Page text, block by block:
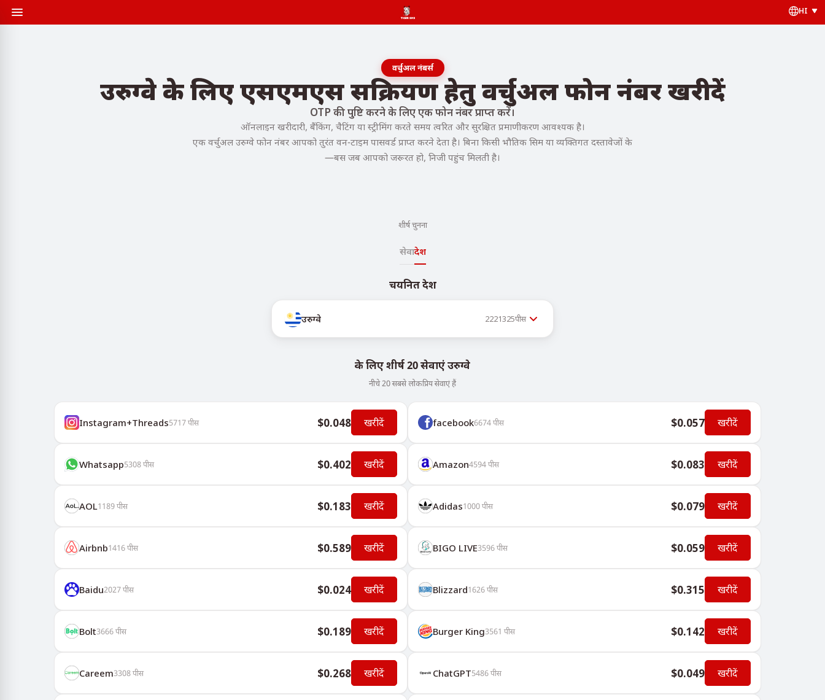
HI
वर्चुअल नंबर्स
उरुग्वे के लिए एसएमएस सक्रियण हेतु वर्चुअल फोन नंबर खरीदें
OTP की पुष्टि करने के लिए एक फोन नंबर प्राप्त करें।
ऑनलाइन खरीदारी, बैंकिंग, चैटिंग या स्ट्रीमिंग करते समय त्वरित और सुरक्षित प्रमाणीकरण आवश्यक है।
एक वर्चुअल उरुग्वे फोन नंबर आपको तुरंत वन-टाइम पासवर्ड प्राप्त करने देता है। बिना किसी भौतिक सिम या व्यक्तिगत दस्तावेजों के
—बस जब आपको जरूरत हो, निजी पहुंच मिलती है।
शीर्ष चुनना
सेवादेश
चयनित देश
उरुग्वे 2221325पीस
के लिए शीर्ष 20 सेवाएं उरुग्वे
नीचे 20 सबसे लोकप्रिय सेवाएं हैं
Instagram+Threads5717पीस $0.048 खरीदें facebook6674पीस $0.057 खरीदें
Whatsapp5308पीस $0.402 खरीदें Amazon4594पीस $0.083 खरीदें
AOL1189पीस $0.183 खरीदें Adidas1000पीस $0.079 खरीदें
Airbnb1416पीस $0.589 खरीदें BIGO LIVE3596पीस $0.059 खरीदें
Baidu2027पीस $0.024 खरीदें Blizzard1626पीस $0.315 खरीदें
Bolt3666पीस $0.189 खरीदें Burger King3561 पीस $0.142 खरीदें
Careem3308पीस $0.268 खरीदें ChatGPT5486पीस $0.049 खरीदें